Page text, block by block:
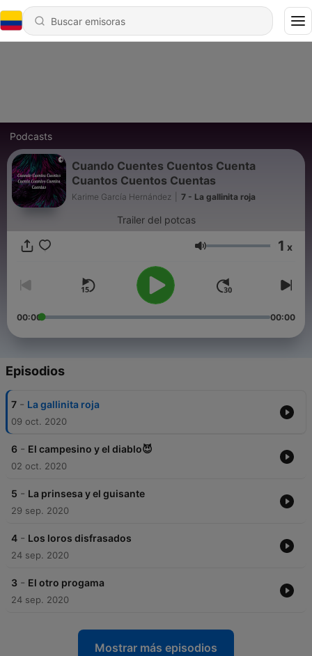
Podcasts
Cuando Cuentes Cuentos Cuenta
Cuantos Cuentos Cuentas
Karime García Hernández 7 - La gallinita roja
Trailer del potcas
Volumen 1 x
00:00 00:00
Episodios
7 - La gallinita roja
09 oct. 2020
6 - El campesino y el diablo😈
02 oct. 2020
5 - La prinsesa y el guisante
29 sep. 2020
4 - Los loros disfrasados
24 sep. 2020
3 - El otro progama
24 sep. 2020
Mostrar más episodios